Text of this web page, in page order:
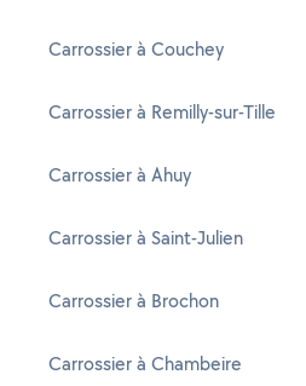
Carrossier à Couchey
Carrossier à Remilly-sur-Tille
Carrossier à Ahuy
Carrossier à Saint-Julien
Carrossier à Brochon
Carrossier à Chambeire